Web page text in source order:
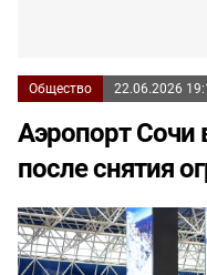
Общество 22.06.2026
Аэропорт Сочи
после снятия